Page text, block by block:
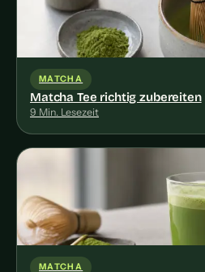
MATCHA
Matcha Tee richtig zubereiten
9 Min. Lesezeit
MATCHA